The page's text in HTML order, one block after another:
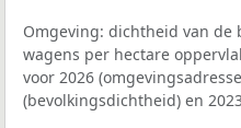
Omgeving: dichtheid van de
wagens per hectare
voor 2026
(bevolkingsdichtheid) en